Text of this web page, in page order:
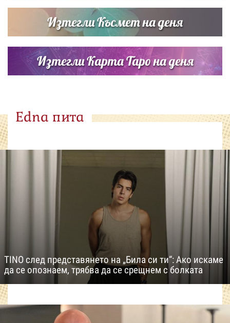
Изтегли Късмет на деня
Изтегли Карта Таро на деня
Edna пита
TINO след представянето на „Била си ти“: Ако искаме
да се опознаем, трябва да се срещнем с болката